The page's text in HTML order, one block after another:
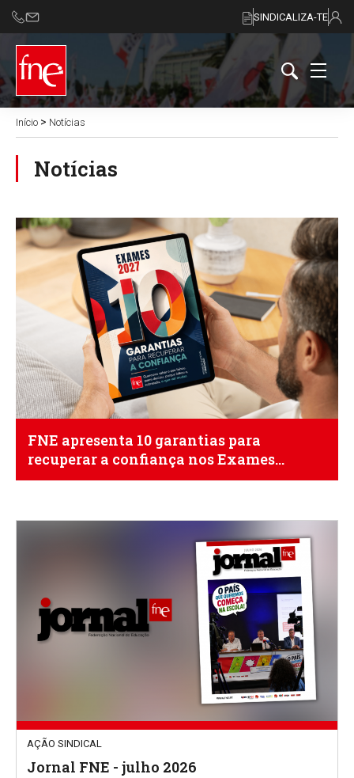
SINDICALIZA-TE
Início > Notícias
Notícias
FNE apresenta 10 garantias para
recuperar a confiança nos Exames
Nacionais de 2027
AÇÃO SINDICAL
Jornal FNE - julho 2026